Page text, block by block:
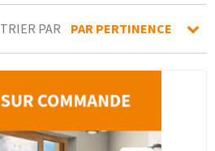
TRIER PAR PAR PERTINENCE